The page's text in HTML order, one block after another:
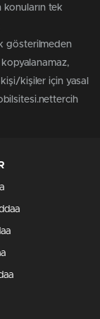
tek
gösterilmeden
kopyalanamaz,
kişiler için yasal